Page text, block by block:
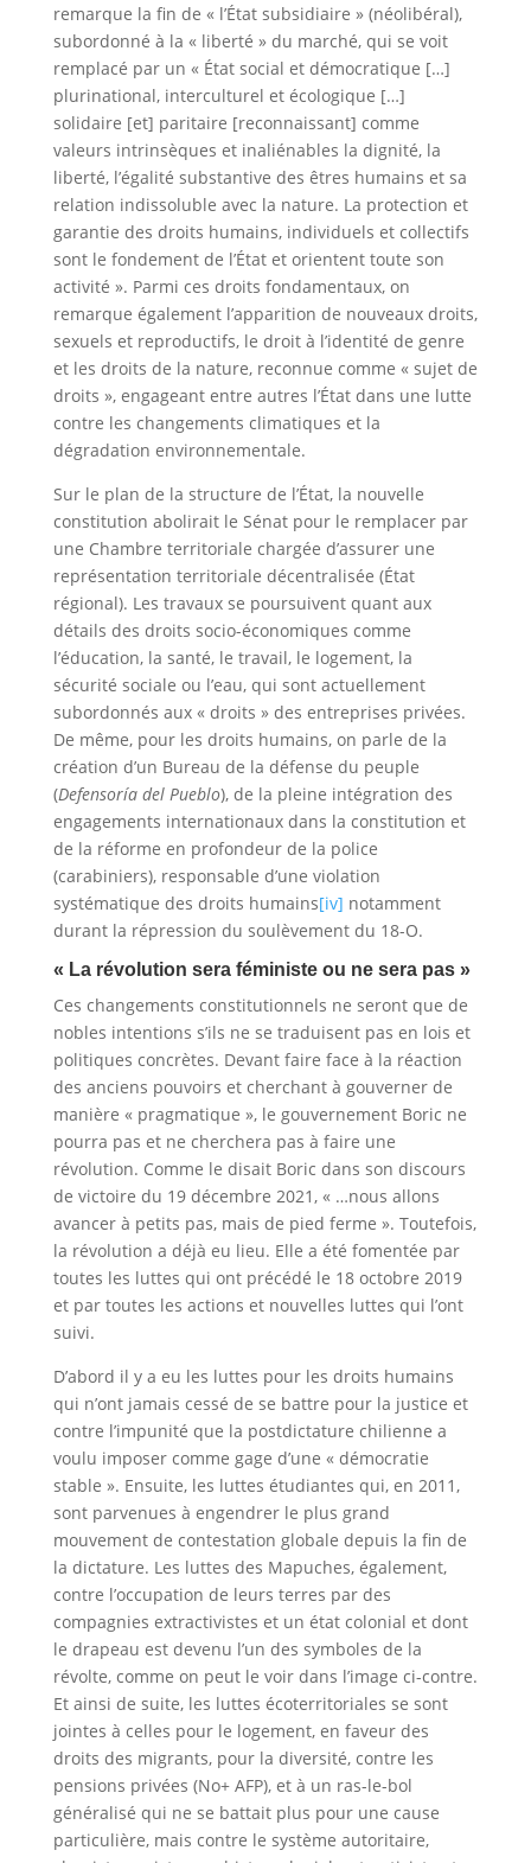
remarque la fin de « l’État subsidiaire » (néolibéral),
subordonné à la « liberté » du marché, qui se voit
remplacé par un « État social et démocratique […]
plurinational, interculturel et écologique […]
solidaire [et] paritaire [reconnaissant] comme
valeurs intrinsèques et inaliénables la dignité, la
liberté, l’égalité substantive des êtres humains et sa
relation indissoluble avec la nature. La protection et
garantie des droits humains, individuels et collectifs
sont le fondement de l’État et orientent toute son
activité ». Parmi ces droits fondamentaux, on
remarque également l’apparition de nouveaux droits,
sexuels et reproductifs, le droit à l’identité de genre
et les droits de la nature, reconnue comme « sujet de
droits », engageant entre autres l’État dans une lutte
contre les changements climatiques et la
dégradation environnementale.
Sur le plan de la structure de l’État, la nouvelle
constitution abolirait le Sénat pour le remplacer par
une Chambre territoriale chargée d’assurer une
représentation territoriale décentralisée (État
régional). Les travaux se poursuivent quant aux
détails des droits socio-économiques comme
l’éducation, la santé, le travail, le logement, la
sécurité sociale ou l’eau, qui sont actuellement
subordonnés aux « droits » des entreprises privées.
De même, pour les droits humains, on parle de la
création d’un Bureau de la défense du peuple
(Defensoría del Pueblo), de la pleine intégration des
engagements internationaux dans la constitution et
de la réforme en profondeur de la police
(carabiniers), responsable d’une violation
systématique des droits humains[iv] notamment
durant la répression du soulèvement du 18-O.
« La révolution sera féministe ou ne sera pas »
Ces changements constitutionnels ne seront que de
nobles intentions s’ils ne se traduisent pas en lois et
politiques concrètes. Devant faire face à la réaction
des anciens pouvoirs et cherchant à gouverner de
manière « pragmatique », le gouvernement Boric ne
pourra pas et ne cherchera pas à faire une
révolution. Comme le disait Boric dans son discours
de victoire du 19 décembre 2021, « …nous allons
avancer à petits pas, mais de pied ferme ». Toutefois,
la révolution a déjà eu lieu. Elle a été fomentée par
toutes les luttes qui ont précédé le 18 octobre 2019
et par toutes les actions et nouvelles luttes qui l’ont
suivi.
D’abord il y a eu les luttes pour les droits humains
qui n’ont jamais cessé de se battre pour la justice et
contre l’impunité que la postdictature chilienne a
voulu imposer comme gage d’une « démocratie
stable ». Ensuite, les luttes étudiantes qui, en 2011,
sont parvenues à engendrer le plus grand
mouvement de contestation globale depuis la fin de
la dictature. Les luttes des Mapuches, également,
contre l’occupation de leurs terres par des
compagnies extractivistes et un état colonial et dont
le drapeau est devenu l’un des symboles de la
révolte, comme on peut le voir dans l’image ci-contre.
Et ainsi de suite, les luttes écoterritoriales se sont
jointes à celles pour le logement, en faveur des
droits des migrants, pour la diversité, contre les
pensions privées (No+ AFP), et à un ras-le-bol
généralisé qui ne se battait plus pour une cause
particulière, mais contre le système autoritaire,